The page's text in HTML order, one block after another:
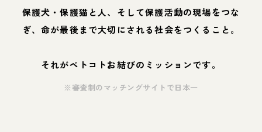
保護犬・保護猫と人、そして保護活動の現場をつな
ぎ、命が最後まで大切にされる社会をつくること。
それがペトコトお結びのミッションです。
※審査制のマッチングサイトで日本一